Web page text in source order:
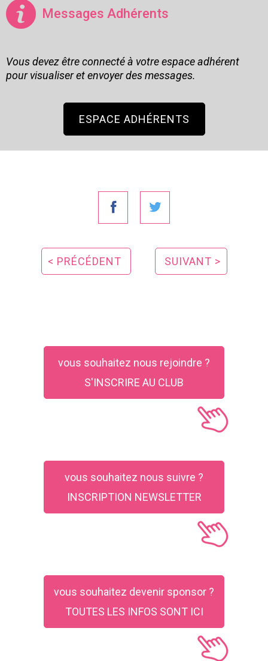
Messages Adhérents
Vous devez être connecté à votre espace adhérent
pour visualiser et envoyer des messages.
ESPACE ADHÉRENTS
< PRÉCÉDENT SUIVANT >
vous souhaitez nous rejoindre ?
S'INSCRIRE AU CLUB
vous souhaitez nous suivre ?
INSCRIPTION NEWSLETTER
vous souhaitez devenir sponsor ?
TOUTES LES INFOS SONT ICI